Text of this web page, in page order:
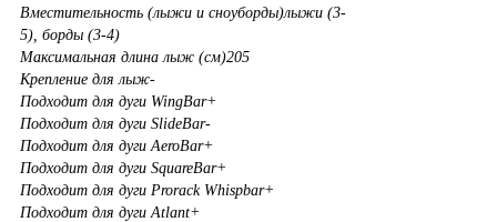
Вместительность (лыжи и сноуборды)лыжи (3-
5), борды (3-4)
Максимальная длина лыж (см)205
Крепление для лыж-
Подходит для дуги WingBar+
Подходит для дуги SlideBar-
Подходит для дуги AeroBar+
Подходит для дуги SquareBar+
Подходит для дуги Prorack Whispbar+
Подходит для дуги Atlant+